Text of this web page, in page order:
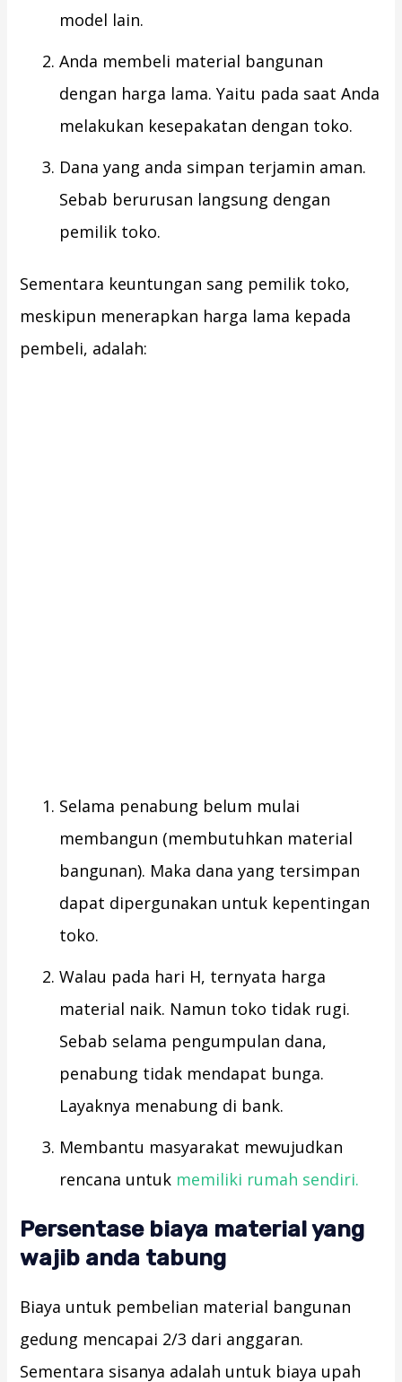
model lain.
Anda membeli material bangunan
dengan harga lama. Yaitu pada saat Anda
melakukan kesepakatan dengan toko.
Dana yang anda simpan terjamin aman.
Sebab berurusan langsung dengan
pemilik toko.
Sementara keuntungan sang pemilik toko,
meskipun menerapkan harga lama kepada
pembeli, adalah:
Selama penabung belum mulai
membangun (membutuhkan material
bangunan). Maka dana yang tersimpan
dapat dipergunakan untuk kepentingan
toko.
Walau pada hari H, ternyata harga
material naik. Namun toko tidak rugi.
Sebab selama pengumpulan dana,
penabung tidak mendapat bunga.
Layaknya menabung di bank.
Membantu masyarakat mewujudkan
rencana untuk memiliki rumah sendiri.
Persentase biaya material yang
wajib anda tabung
Biaya untuk pembelian material bangunan
gedung mencapai 2/3 dari anggaran.
Sementara sisanya adalah untuk biaya upah